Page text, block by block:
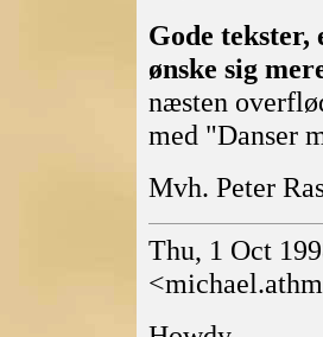
Gode tekster,
ønske sig
næsten
med "Danser
Mvh. Peter
Thu, 1 Oct